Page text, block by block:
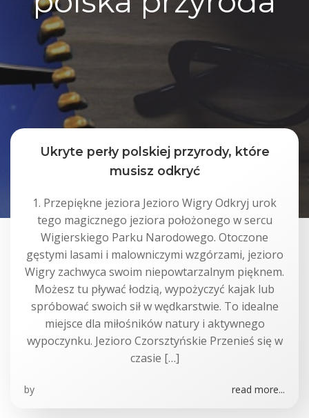
Ukryte perły polskiej przyrody, które
musisz odkryć
1. Przepiękne jeziora Jezioro Wigry Odkryj urok
tego magicznego jeziora położonego w sercu
Wigierskiego Parku Narodowego. Otoczone
gęstymi lasami i malowniczymi wzgórzami, jezioro
Wigry zachwyca swoim niepowtarzalnym pięknem.
Możesz tu pływać łodzią, wypożyczyć kajak lub
spróbować swoich sił w wędkarstwie. To idealne
miejsce dla miłośników natury i aktywnego
wypoczynku. Jezioro Czorsztyńskie Przenieś się w
czasie […]
by read more...